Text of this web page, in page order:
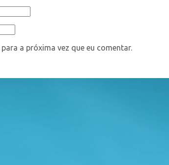
a próxima vez que eu comentar.